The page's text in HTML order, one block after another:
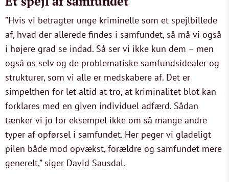
”Hvis vi betragter unge kriminelle som et spejlbillede
af, hvad der allerede findes i samfundet, så må vi også
i højere grad se indad. Så ser vi ikke kun dem – men
også os selv og de problematiske samfundsidealer og
strukturer, som vi alle er medskabere af. Det er
simpelthen for let altid at tro, at kriminalitet blot kan
forklares med en given individuel adfærd. Sådan
tænker vi jo for eksempel ikke om så mange andre
typer af opførsel i samfundet. Her peger vi gladeligt
pilen både mod opvækst, forældre og samfundet mere
generelt,” siger David Sausdal.